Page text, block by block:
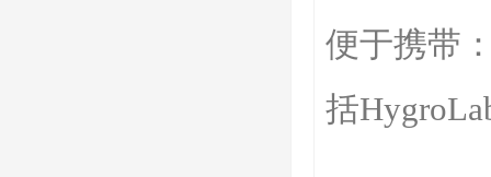
便于携带
括